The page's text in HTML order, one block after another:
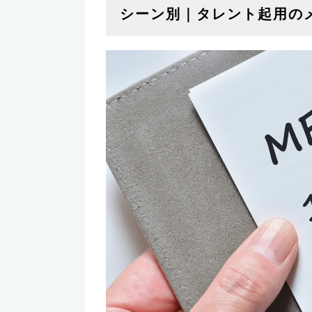
シーン別｜タレント起用の